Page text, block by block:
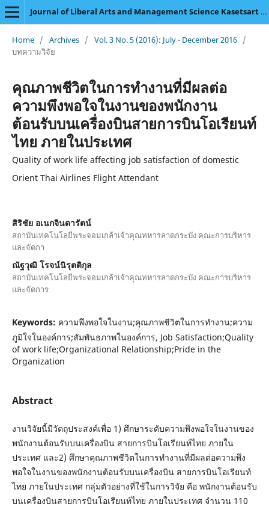
Journal of Liberal Arts and Management Science Kasetsart University
Home / Archives / Vol. 3 No. 5 (2016): July - December 2016 /
บทความวิจัย
คุณภาพชีวิตในการทำงานที่มีผลต่อ
ความพึงพอใจในงานของพนักงาน
ต้อนรับบนเครื่องบินสายการบินโอเรียนท์
ไทย ภายในประเทศ
Quality of work life affecting job satisfaction of domestic
Orient Thai Airlines Flight Attendant
สิริชัย อเนกจินดารัตน์
สถาบันเทคโนโลยีพระจอมเกล้าเจ้าคุณทหารลาดกระบัง คณะการบริหาร
และจัดกา
ณัฐวุฒิ โรจน์นิรุตติกุล
สถาบันเทคโนโลยีพระจอมเกล้าเจ้าคุณทหารลาดกระบัง คณะการบริหาร
และจัดการ
Keywords: ความพึงพอใจในงาน;คุณภาพชีวิตในการทำงาน;ความ
ภูมิใจในองค์การ;สัมพันธภาพในองค์การ, Job Satisfaction;Quality
of work life;Organizational Relationship;Pride in the
Organization
Abstract
งานวิจัยนี้มีวัตถุประสงค์เพื่อ 1) ศึกษาระดับความพึงพอใจในงานของ
พนักงานต้อนรับบนเครื่องบิน สายการบินโอเรียนท์ไทย ภายใน
ประเทศ และ2) ศึกษาคุณภาพชีวิตในการทำงานที่มีผลต่อความพึง
พอใจในงานของพนักงานต้อนรับบนเครื่องบิน สายการบินโอเรียนท์
ไทย ภายในประเทศ กลุ่มตัวอย่างที่ใช้ในการวิจัย คือ พนักงานต้อนรับ
บนเครื่องบินสายการบินโอเรียนท์ไทย ภายในประเทศ จำนวน 110